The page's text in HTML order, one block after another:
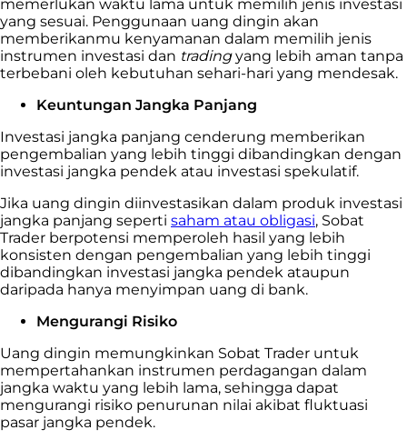
memerlukan waktu lama untuk memilih jenis investasi
yang sesuai. Penggunaan uang dingin akan
memberikanmu kenyamanan dalam memilih jenis
instrumen investasi dan tradingyang lebih aman tanpa
terbebani oleh kebutuhan sehari-hari yang mendesak.
Keuntungan Jangka Panjang
Investasi jangka panjang cenderung memberikan
pengembalian yang lebih tinggi dibandingkan dengan
investasi jangka pendek atau investasi spekulatif.
Jika uang dingin diinvestasikan dalam produk investasi
jangka panjang seperti saham atau obligasi, Sobat
Trader berpotensi memperoleh hasil yang lebih
konsisten dengan pengembalian yang lebih tinggi
dibandingkan investasi jangka pendek ataupun
daripada hanya menyimpan uang di bank.
Mengurangi Risiko
Uang dingin memungkinkan Sobat Trader untuk
mempertahankan instrumen perdagangan dalam
jangka waktu yang lebih lama, sehingga dapat
mengurangi risiko penurunan nilai akibat fluktuasi
pasar jangka pendek.